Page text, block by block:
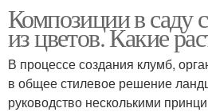
Композиция из цветов
Композиции из
Композиции в саду
из цветов. Какие
В процессе создания клумб,
в общее стилевое решение
руководство несколькими